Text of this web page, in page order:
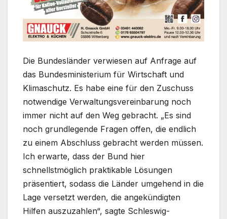
Die Bundesländer verwiesen auf Anfrage auf
das Bundesministerium für Wirtschaft und
Klimaschutz. Es habe eine für den Zuschuss
notwendige Verwaltungsvereinbarung noch
immer nicht auf den Weg gebracht. „Es sind
noch grundlegende Fragen offen, die endlich
zu einem Abschluss gebracht werden müssen.
Ich erwarte, dass der Bund hier
schnellstmöglich praktikable Lösungen
präsentiert, sodass die Länder umgehend in die
Lage versetzt werden, die angekündigten
Hilfen auszuzahlen“, sagte Schleswig-